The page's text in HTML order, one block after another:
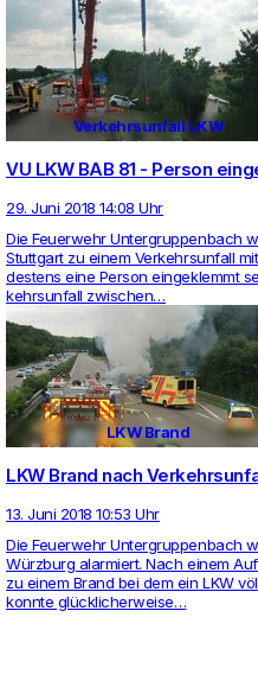
Verkehrsunfall LKW
VU LKW BAB 81 - Person
29. Juni 2018 14:08 Uhr
Die Feu­er­wehr Unter­grup­pen­bach
Stutt­gart zu einem Ver­kehrs­un­fall
des­tens eine Person ein­ge­klemmt
kehrs­un­fall zwi­schen…
LKW Brand
LKW Brand nach
13. Juni 2018 10:53 Uhr
Die Feu­er­wehr Unter­grup­pen­bach
Würzburg alar­miert. Nach einem
zu einem Brand bei dem ein LKW
konnte glückli­cher­weise…